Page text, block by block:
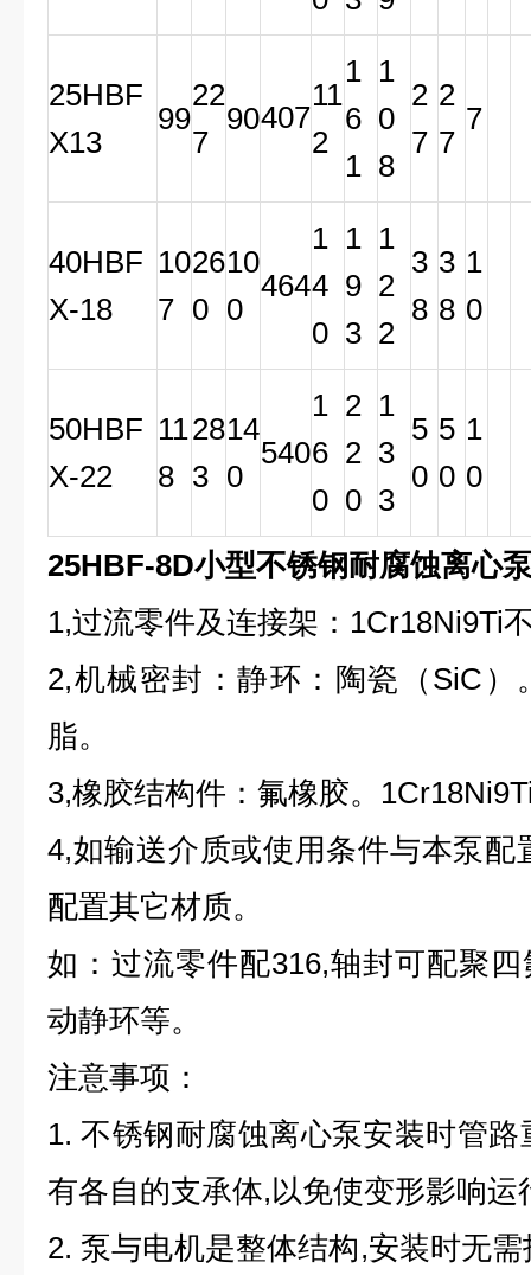
25HBF
X13
99
22
7
90407
11
2
1
6
1
1
0
8
2
7
2
7
7
40HBF
X-18
10
7
26
0
10
0
464
1
4
0
1
9
3
1
2
2
3
8
3
8
1
0
50HBF
X-22
11
8
28
3
14
0
540
1
6
0
2
2
0
1
3
3
5
0
5
0
1
0
25HBF-8D小型不锈钢耐腐蚀离心
1,过流零件及连接架：1Cr18Ni9Ti
2,机械密封：静环：陶瓷（SiC
脂。
3,橡胶结构件：氟橡胶。
4,如输送介质或使用条件与本泵配
配置其它材质。
如：过流零件配316,轴封可配聚
动静环等。
注意事项：
1. 不锈钢耐腐蚀离心泵安装时管
有各自的支承体,以免使变形影响运
2. 泵与电机是整体结构,安装时无